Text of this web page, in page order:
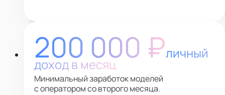
200 000 ₽личный
доход в месяц
Минимальный заработок моделей
с оператором со второго месяца.